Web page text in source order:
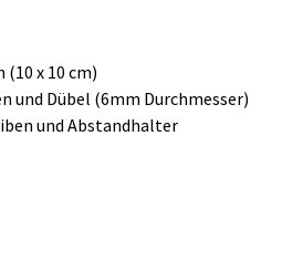
x 10 cm)
und Dübel (6mm Durchmesser)
und Abstandhalter